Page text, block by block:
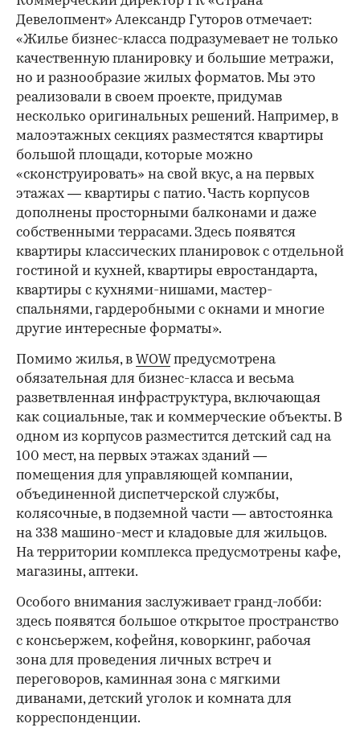
Девелопмент» Александр Гуторов отмечает:
«Жилье бизнес-класса подразумевает не только
качественную планировку и большие метражи,
но и разнообразие жилых форматов. Мы это
реализовали в своем проекте, придумав
несколько оригинальных решений. Например, в
малоэтажных секциях разместятся квартиры
большой площади, которые можно
«сконструировать» на свой вкус, а на первых
этажах — квартиры с патио. Часть корпусов
дополнены просторными балконами и даже
собственными террасами. Здесь появятся
квартиры классических планировок с отдельной
гостиной и кухней, квартиры евростандарта,
квартиры с кухнями-нишами, мастер-
спальнями, гардеробными с окнами и многие
другие интересные форматы».
Помимо жилья, в WOW предусмотрена
обязательная для бизнес-класса и весьма
разветвленная инфраструктура, включающая
как социальные, так и коммерческие объекты. В
одном из корпусов разместится детский сад на
100 мест, на первых этажах зданий —
помещения для управляющей компании,
объединенной диспетчерской службы,
колясочные, в подземной части — автостоянка
на 338 машино-мест и кладовые для жильцов.
На территории комплекса предусмотрены кафе,
магазины, аптеки.
Особого внимания заслуживает гранд-лобби:
здесь появятся большое открытое пространство
с консьержем, кофейня, коворкинг, рабочая
зона для проведения личных встреч и
переговоров, каминная зона с мягкими
диванами, детский уголок и комната для
корреспонденции.